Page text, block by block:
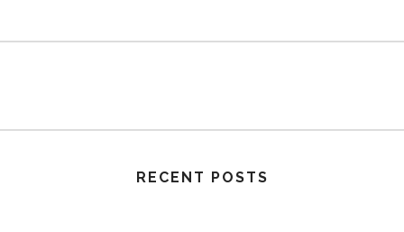
RECENT POSTS